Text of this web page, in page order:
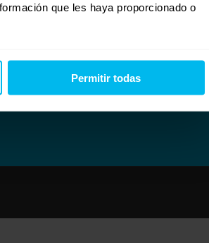
que les haya proporcionado o
Permitir todas